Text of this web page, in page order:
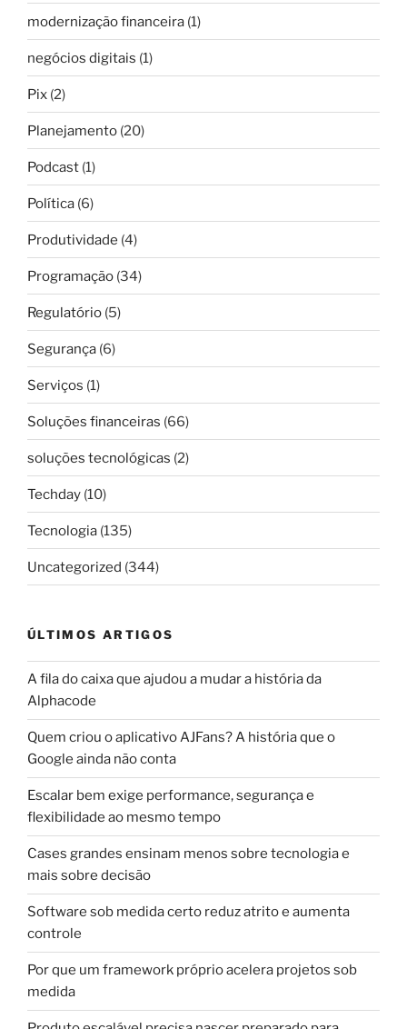
modernização financeira (1)
negócios digitais (1)
Pix (2)
Planejamento (20)
Podcast (1)
Política (6)
Produtividade (4)
Programação (34)
Regulatório (5)
Segurança (6)
Serviços (1)
Soluções financeiras (66)
soluções tecnológicas (2)
Techday (10)
Tecnologia (135)
Uncategorized (344)
ÚLTIMOS ARTIGOS
A fila do caixa que ajudou a mudar a história da
Alphacode
Quem criou o aplicativo AJFans? A história que o
Google ainda não conta
Escalar bem exige performance, segurança e
flexibilidade ao mesmo tempo
Cases grandes ensinam menos sobre tecnologia e
mais sobre decisão
Software sob medida certo reduz atrito e aumenta
controle
Por que um framework próprio acelera projetos sob
medida